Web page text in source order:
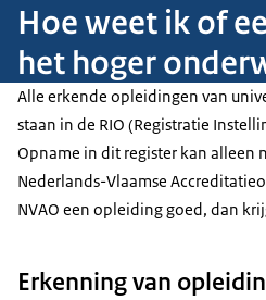
Hoe weet ik of
het hoger
Alle erkende opleidingen van
staan in de RIO (Registratie
Opname in dit register kan alleen
Nederlands-Vlaamse
NVAO een opleiding goed, dan
Erkenning van